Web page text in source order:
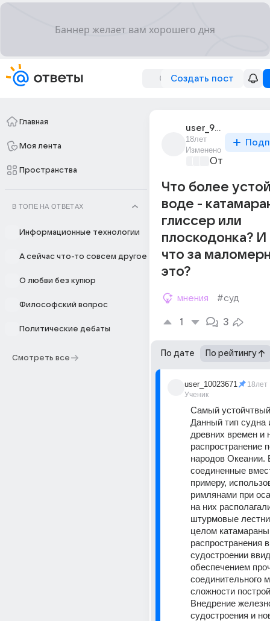
Создать пост
Главная
Моя лента
Пространства
В ТОПЕ НА ОТВЕТАХ
Информационные технологии
А сейчас что-то совсем другое
О любви без купюр
Философский вопрос
Политические дебаты
Смотреть все
user_9756710
18лет
Изменено
Отпуск
Что более
воде -
глиссер или
плоскодонка?
что за
это?
мнения #суд
1 3
По дате По рейтингу
user_10023671
Ученик
18лет
Самый
Данный тип судна
древних времен и
распространение
народов Океании.
соединенные
примеру,
римлянами при
на них
штурмовые
целом
распространения в
судостроении
обеспечением
соединительного
сложности
Внедрение
судостроения и